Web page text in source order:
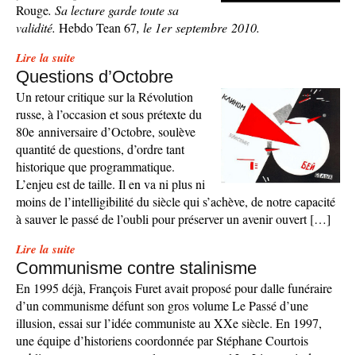
Rouge. Sa lecture garde toute sa
validité. Hebdo Tean 67, le 1er septembre 2010.
Lire la suite
Questions d’Octobre
Un retour critique sur la Révolution
russe, à l’occasion et sous prétexte du
80e anniversaire d’Octobre, soulève
quantité de questions, d’ordre tant
historique que programmatique.
L’enjeu est de taille. Il en va ni plus ni
moins de l’intelligibilité du siècle qui s’achève, de notre capacité
à sauver le passé de l’oubli pour préserver un avenir ouvert […]
Lire la suite
Communisme contre stalinisme
En 1995 déjà, François Furet avait proposé pour dalle funéraire
d’un communisme défunt son gros volume Le Passé d’une
illusion, essai sur l’idée communiste au XXe siècle. En 1997,
une équipe d’historiens coordonnée par Stéphane Courtois